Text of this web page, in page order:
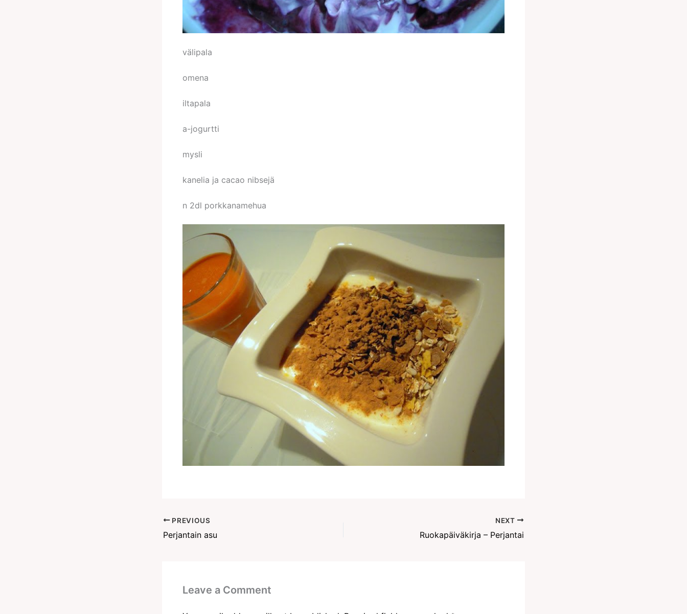
välipala
omena
iltapala
a-jogurtti
mysli
kanelia ja cacao nibsejä
n 2dl porkkanamehua
PREVIOUS
Perjantain asu
NEXT
Ruokapäiväkirja – Perjantai
Leave a Comment